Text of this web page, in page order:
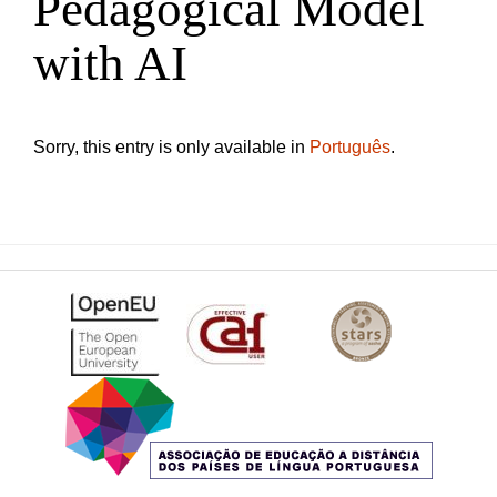
with AI
Sorry, this entry is only available in Português.